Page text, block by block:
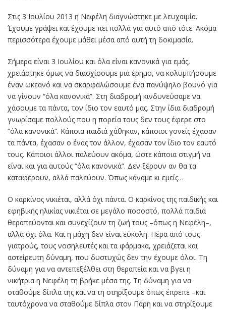
Στις 3 Ιουλίου 2013 η Νεφέλη διαγνώστηκε με λευχαιμία.
Έχουμε γράψει και έχουμε πει πολλά για αυτό από τότε. Ακόμα
περισσότερα έχουμε μάθει μέσα από αυτή τη δοκιμασία.
Σήμερα είναι 3 Ιουλίου και όλα είναι κανονικά για εμάς,
χρειάστηκε όμως να διασχίσουμε μια έρημο, να κολυμπήσουμε
έναν ωκεανό και να σκαρφαλώσουμε ένα πανύψηλο βουνό για
να γίνουν “όλα κανονικά”. Στη διαδρομή κινδυνεύσαμε να
χάσουμε τα πάντα, τον ίδιο τον εαυτό μας. Στην ίδια διαδρομή
γνωρίσαμε πολλούς που η πορεία τους δεν τους έφερε στο
“όλα κανονικά”. Κάποια παιδιά χάθηκαν, κάποιοι γονείς έχασαν
τα πάντα, έχασαν ο ένας τον άλλον, έχασαν τον ίδιο τον εαυτό
τους. Κάποιοι άλλοι παλεύουν ακόμα, ώστε κάποια στιγμή να
είναι και για αυτούς “όλα κανονικά”. Δεν ξέρουν αν θα τα
καταφέρουν, αλλά παλεύουν. Όπως κάναμε κι εμείς…
Ο καρκίνος νικιέται, αλλά όχι πάντα. Ο καρκίνος της παιδικής και
εφηβικής ηλικίας νικιέται σε μεγάλο ποσοστό, πολλά παιδιά
θεραπεύονται και συνεχίζουν τη ζωή τους –όπως η Νεφέλη–,
αλλά όχι όλα. Και η μάχη δεν είναι εύκολη. Πέρα από τους
γιατρούς, τους νοσηλευτές και τα φάρμακα, χρειάζεται και
αστείρευτη δύναμη, που δυστυχώς δεν την έχουμε όλοι. Τη
δύναμη για να αντεπεξέλθει στη θεραπεία και να βγει η
νικήτρια η Νεφέλη τη βρήκε μέσα της. Τη δύναμη για να
σταθούμε δίπλα της και να τη στηρίξουμε όπως έπρεπε –και
ταυτόχρονα να σταθούμε δίπλα στον Πάρη και να στηρίξουμε